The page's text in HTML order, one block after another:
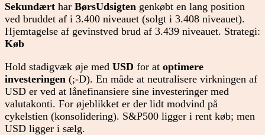
Sekundært har BørsUdsigten genkøbt en lang position
ved bruddet af i 3.400 niveauet (solgt i 3.408 niveauet).
Hjemtagelse af gevinstved brud af 3.439 niveauet. Strategi:
Køb
Hold stadigvæk øje med USD for at optimere
investeringen (;-D). En måde at neutralisere virkningen af
USD er ved at lånefinansiere sine investeringer med
valutakonti. For øjeblikket er der lidt modvind på
cykelstien (konsolidering). S&P500 ligger i rent køb; men
USD ligger i sælg.